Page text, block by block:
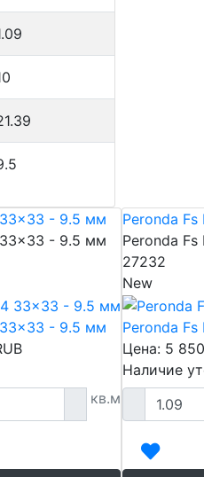
33x33 - 9.5 мм
33x33 - 9.5 мм
33x33 - 9.5 мм
кв.м
Peronda
Peronda
27232
New
Peronda
Цена: 5
Наличие